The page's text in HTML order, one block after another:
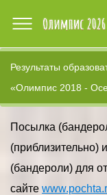
Результаты
«Олимпис 2018 -
Посылка
(приблизительно)
(бандероли) для
сайте